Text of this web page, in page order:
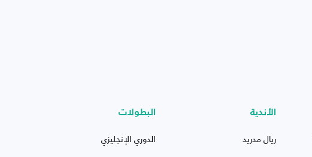
الأندية
ريال مدريد
البطولات
الدوري الإنجليزي